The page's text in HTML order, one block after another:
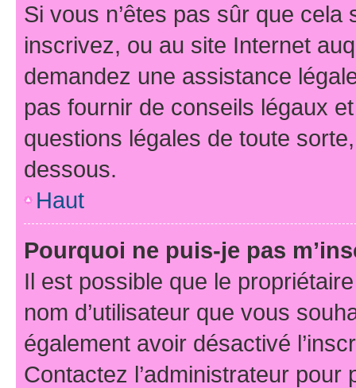
Si vous n’êtes pas sûr que
inscrivez, ou au site Internet
demandez une assistance
pas fournir de conseils légaux
questions légales de toute
dessous.
Haut
Pourquoi ne puis-je pas
Il est possible que le
nom d’utilisateur que vous
également avoir désactivé
Contactez l’administrateur